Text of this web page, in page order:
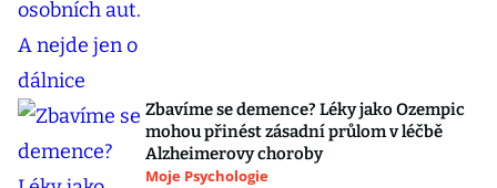
Zbavíme se demence? Léky jako Ozempic
mohou přinést zásadní průlom v léčbě
Alzheimerovy choroby
Moje Psychologie